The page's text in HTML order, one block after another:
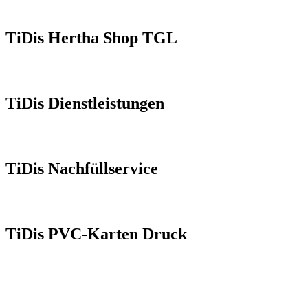
TiDis Hertha Shop TGL
TiDis Dienstleistungen
TiDis Nachfüllservice
TiDis PVC-Karten Druck